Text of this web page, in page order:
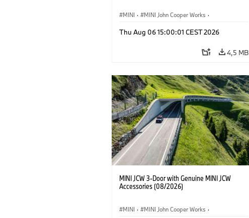
MINI · MINI John Cooper Works ·
Προαιρετικός εξοπλισμός, αξεσουάρ
Thu Aug 06 15:00:01 CEST 2026
4,5 MB
MINI JCW 3-Door with Genuine MINI JCW
Accessories (08/2026)
MINI · MINI John Cooper Works ·